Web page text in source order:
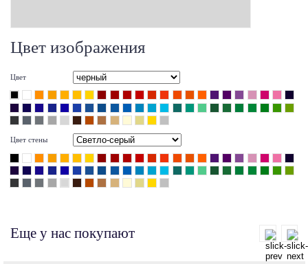
Цвет изображения
Цвет
Цвет стены
Еще у нас покупают